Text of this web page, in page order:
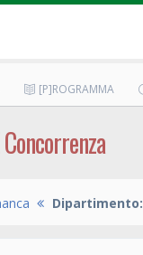
[P]ROGRAMMA
Dipartimento: